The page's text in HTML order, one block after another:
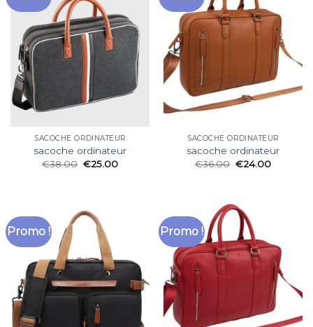
SACOCHE ORDINATEUR
sacoche ordinateur
€38.00 €25.00
SACOCHE ORDINATEUR
sacoche ordinateur
€36.00 €24.00
Promo ! Promo !